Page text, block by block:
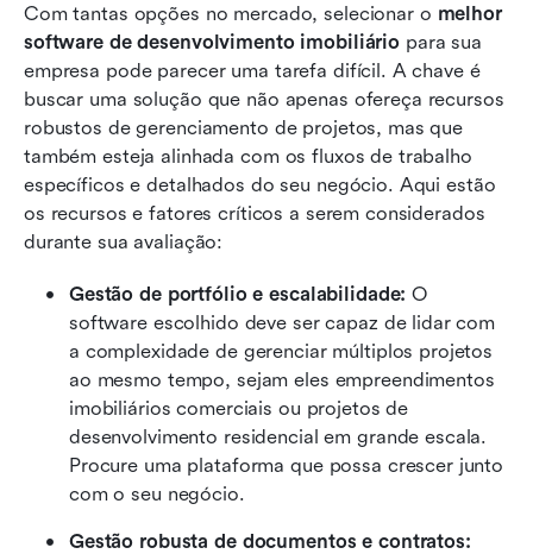
Com tantas opções no mercado, selecionar o melhor
software de desenvolvimento imobiliário para sua
empresa pode parecer uma tarefa difícil. A chave é
buscar uma solução que não apenas ofereça recursos
robustos de gerenciamento de projetos, mas que
também esteja alinhada com os fluxos de trabalho
específicos e detalhados do seu negócio. Aqui estão
os recursos e fatores críticos a serem considerados
durante sua avaliação:
Gestão de portfólio e escalabilidade: O
software escolhido deve ser capaz de lidar com
a complexidade de gerenciar múltiplos projetos
ao mesmo tempo, sejam eles empreendimentos
imobiliários comerciais ou projetos de
desenvolvimento residencial em grande escala.
Procure uma plataforma que possa crescer junto
com o seu negócio.
Gestão robusta de documentos e contratos: